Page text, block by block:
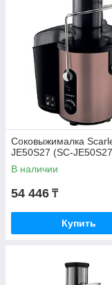
Соковыжималка
JE50S27 (SC-
В наличии
54 446 ₸
Купить